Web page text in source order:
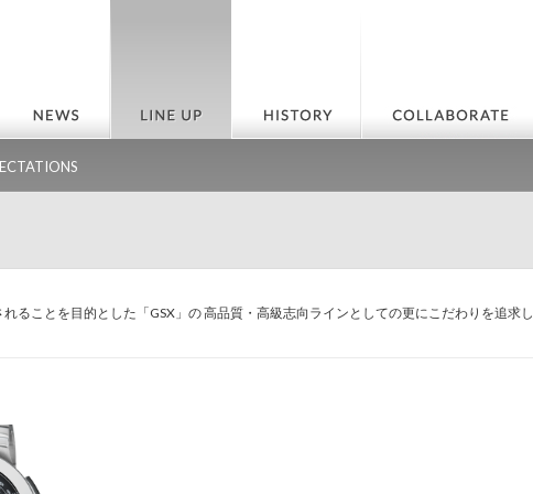
ることを目的とした「GSX」の 高品質・高級志向ラインとしての更にこだわりを追求し